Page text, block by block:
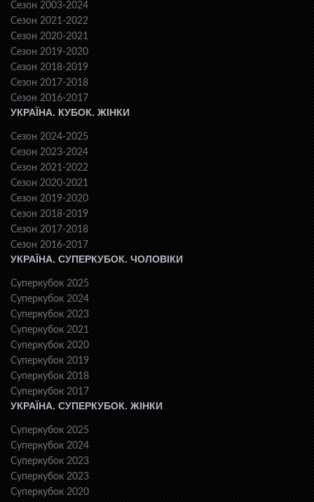
Сезон 2003-2024
Сезон 2021-2022
Сезон 2020-2021
Сезон 2019-2020
Сезон 2018-2019
Сезон 2017-2018
Сезон 2016-2017
УКРАЇНА. КУБОК. ЖІНКИ
Сезон 2024-2025
Сезон 2023-2024
Сезон 2021-2022
Сезон 2020-2021
Сезон 2019-2020
Сезон 2018-2019
Сезон 2017-2018
Сезон 2016-2017
УКРАЇНА. СУПЕРКУБОК. ЧОЛОВІКИ
Суперкубок 2025
Суперкубок 2024
Суперкубок 2023
Суперкубок 2021
Суперкубок 2020
Суперкубок 2019
Суперкубок 2018
Суперкубок 2017
УКРАЇНА. СУПЕРКУБОК. ЖІНКИ
Суперкубок 2025
Суперкубок 2024
Суперкубок 2023
Суперкубок 2023
Суперкубок 2020